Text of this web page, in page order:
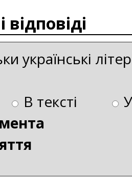
українські
В тексті